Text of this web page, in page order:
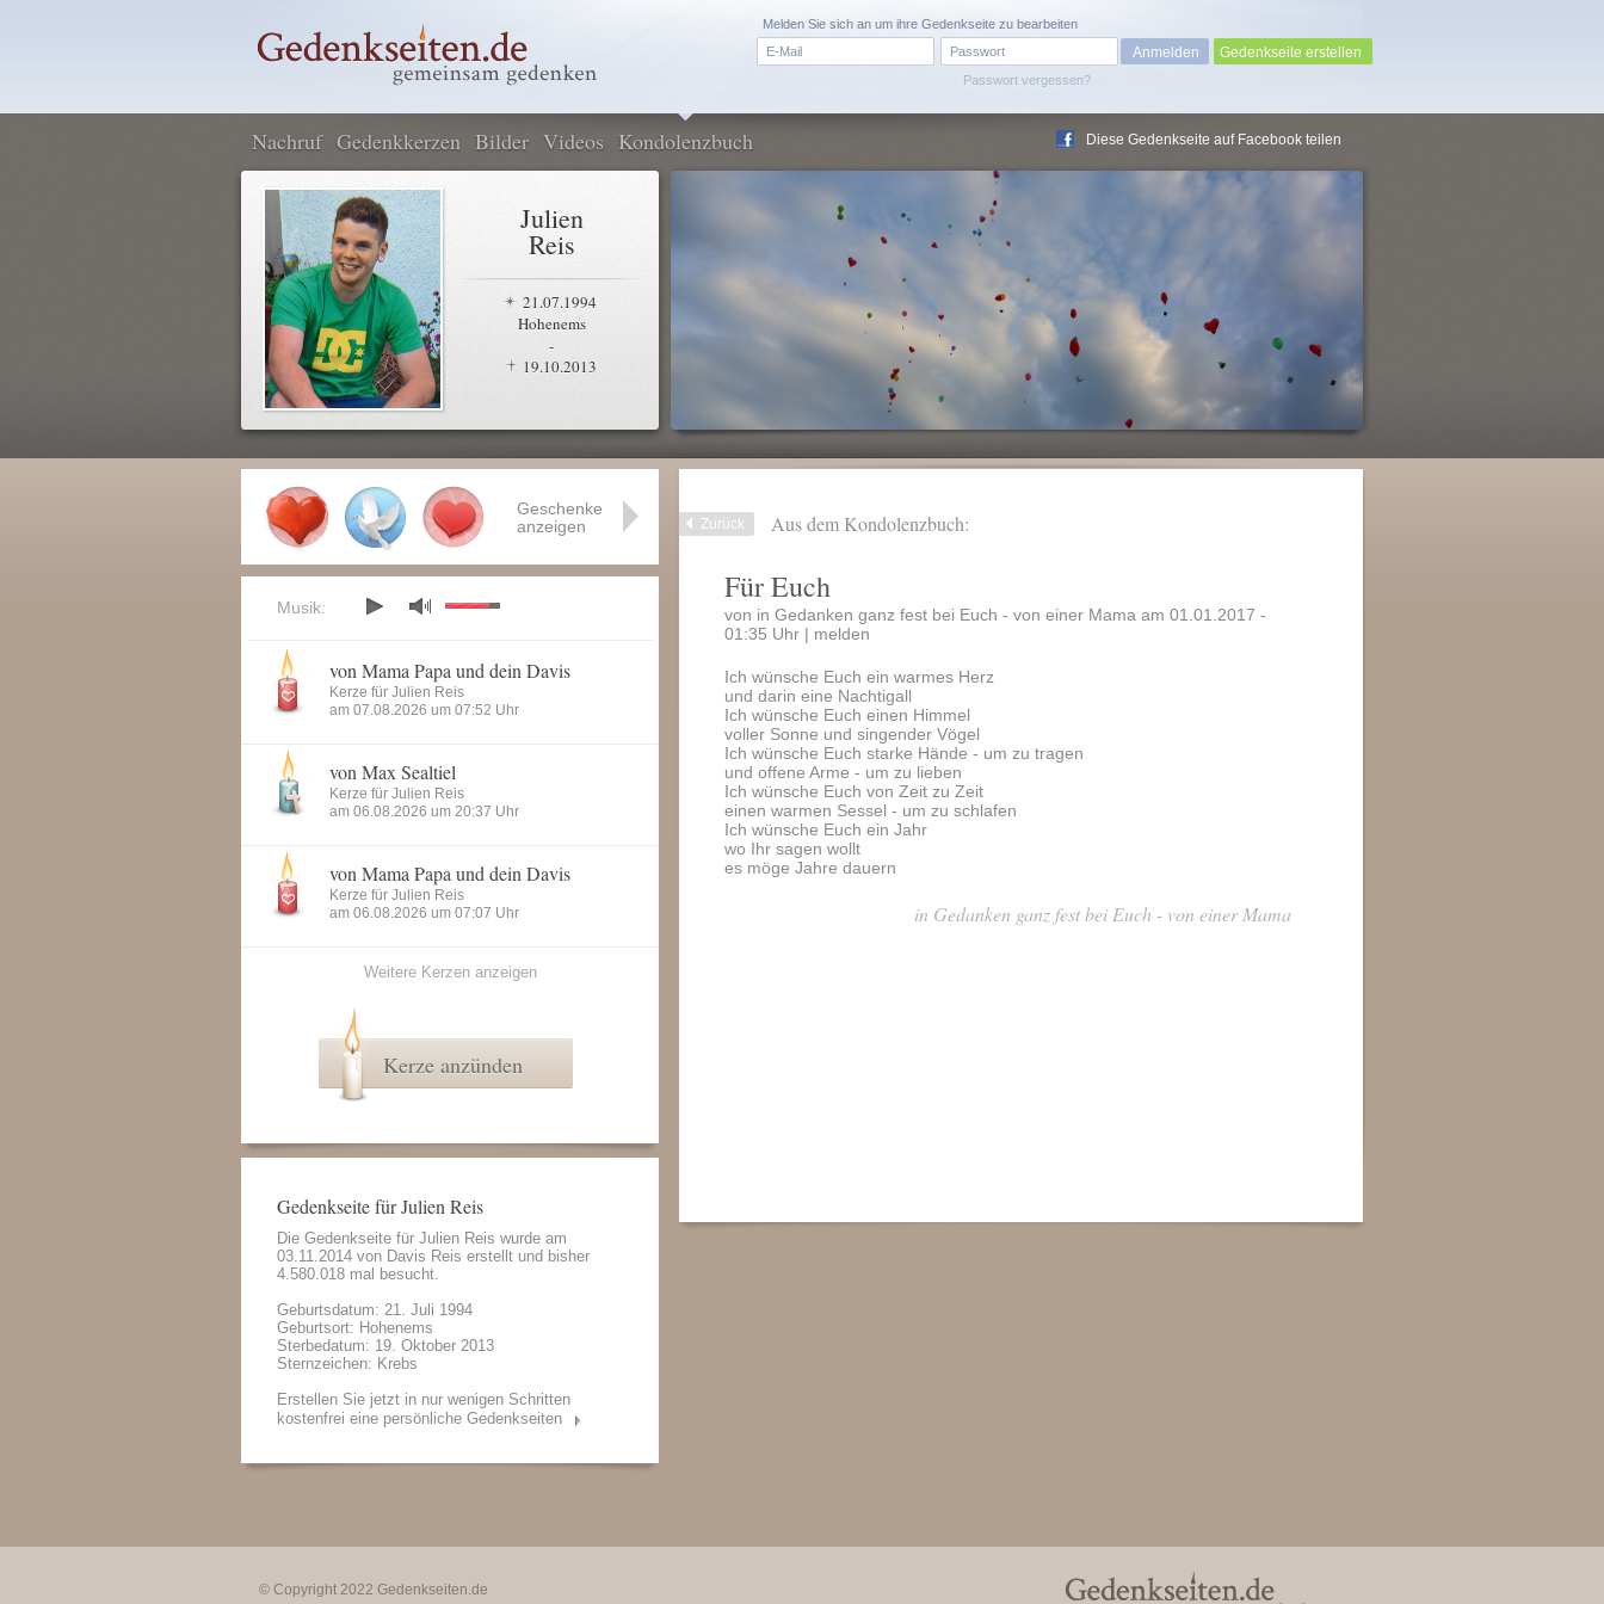
Passwort vergessen?
Melden Sie sich an um ihre Gedenkseite zu bearbeiten
Gedenkseite erstellen
Nachruf Gedenkkerzen Bilder Videos Kondolenzbuch Diese Gedenkseite auf Facebook teilen
Julien
Reis
21.07.1994
Hohenems
-
19.10.2013
Zurück Aus dem Kondolenzbuch:
Für Euch
von in Gedanken ganz fest bei Euch - von einer Mama am 01.01.2017 -
01:35 Uhr | melden
Ich wünsche Euch ein warmes Herz
und darin eine Nachtigall
Ich wünsche Euch einen Himmel
voller Sonne und singender Vögel
Ich wünsche Euch starke Hände - um zu tragen
und offene Arme - um zu lieben
Ich wünsche Euch von Zeit zu Zeit
einen warmen Sessel - um zu schlafen
Ich wünsche Euch ein Jahr
wo Ihr sagen wollt
es möge Jahre dauern
in Gedanken ganz fest bei Euch - von einer Mama
Geschenke
anzeigen
Musik:
von Mama Papa und dein Davis
Kerze für Julien Reis
am 07.08.2026 um 07:52 Uhr
von Max Sealtiel
Kerze für Julien Reis
am 06.08.2026 um 20:37 Uhr
von Mama Papa und dein Davis
Kerze für Julien Reis
am 06.08.2026 um 07:07 Uhr
Weitere Kerzen anzeigen
Kerze anzünden
Gedenkseite für Julien Reis
Die Gedenkseite für Julien Reis wurde am
03.11.2014 von Davis Reis erstellt und bisher
4.580.018 mal besucht.
Geburtsdatum: 21. Juli 1994
Geburtsort: Hohenems
Sterbedatum: 19. Oktober 2013
Sternzeichen: Krebs
Erstellen Sie jetzt in nur wenigen Schritten
kostenfrei eine persönliche Gedenkseiten
© Copyright 2022 Gedenkseiten.de